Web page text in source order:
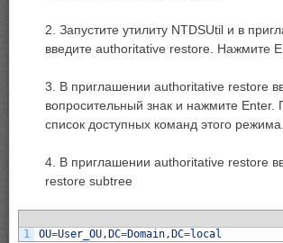
2. Запустите утилиту NTDSUtil и в
введите authoritative restore. Нажмите
3. В приглашении authoritative restore
вопросительный знак и нажмите Enter.
список доступных команд этого режима.
4. В приглашении authoritative restore
restore subtree
1 OU=User_OU, DC=Domain, DC=local